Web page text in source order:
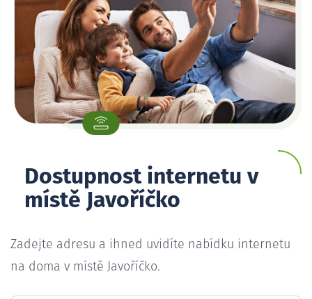
Dostupnost internetu v
místě Javoříčko
Zadejte adresu a ihned uvidíte nabídku internetu
na doma v místě Javoříčko.